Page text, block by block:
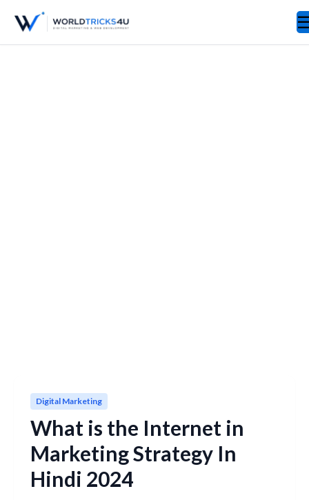
Digital Marketing
What is the Internet in
Marketing Strategy In
Hindi 2024